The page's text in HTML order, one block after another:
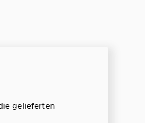
gelieferten